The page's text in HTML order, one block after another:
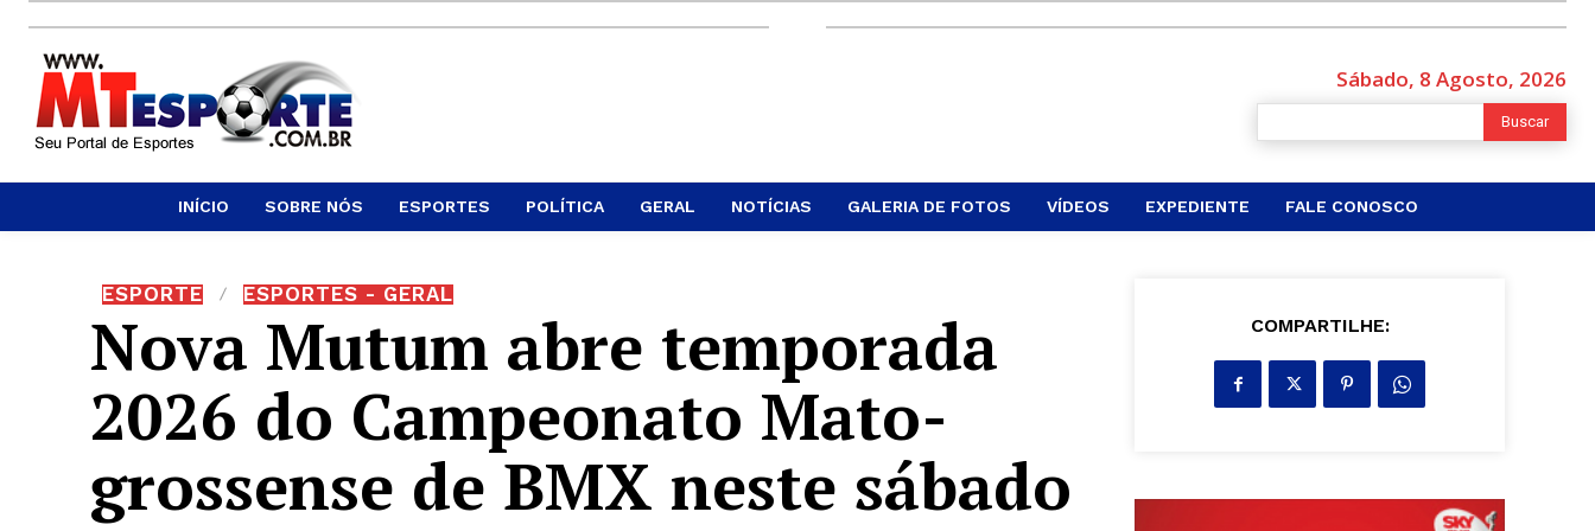
Sábado, 8 Agosto, 2026
Buscar
INÍCIO SOBRE NÓS ESPORTES POLÍTICA GERAL NOTÍCIAS GALERIA DE FOTOS VÍDEOS EXPEDIENTE FALE CONOSCO
ESPORTE ESPORTES - GERAL
Nova Mutum abre temporada
2026 do Campeonato Mato-
grossense de BMX neste sábado
COMPARTILHE: